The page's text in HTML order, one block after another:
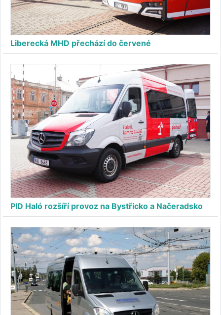
Liberecká MHD přechází do červené
PID Haló rozšíří provoz na Bystřicko a Načeradsko